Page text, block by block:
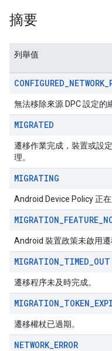
摘要
列舉值
CONFIGURED_NETWORK_
無法移除來源 DPC 設定的
MIGRATED
遷移作業完成，裝置或設
理。
MIGRATING
Android Device Policy 正在
MIGRATION_FEATURE_
Android 裝置政策未啟用遷
MIGRATION_TIMED_OUT
遷移程序未及時完成。
MIGRATION_TOKEN_
遷移權杖已過期。
NETWORK_ERROR